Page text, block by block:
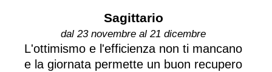
Sagittario
dal 23 novembre al 21 dicembre
L'ottimismo e l'efficienza non ti mancano
e la giornata permette un buon recupero